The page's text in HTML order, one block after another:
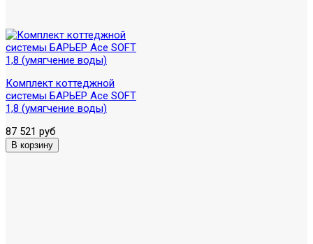
Комплект коттеджной
системы БАРЬЕР Ace SOFT
1,8 (умягчение воды)
87 521 руб